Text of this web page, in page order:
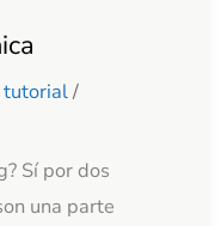
tutorial/
Sí por dos
una parte